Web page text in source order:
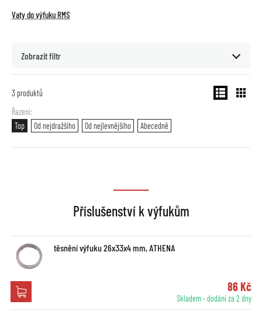
Vaty do výfuku RMS
Zobrazit filtr
3 produktů
Řazení
Top
Od nejdražšího Od nejlevnějšího Abecedně
Příslušenství k výfukům
těsnění výfuku 26x33x4 mm, ATHENA
86 Kč
Skladem - dodání za 2 dny